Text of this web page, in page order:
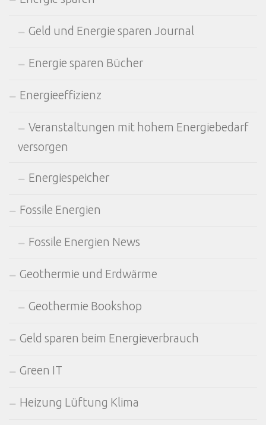
Geld und Energie sparen Journal
Energie sparen Bücher
Energieeffizienz
Veranstaltungen mit hohem Energiebedarf
versorgen
Energiespeicher
Fossile Energien
Fossile Energien News
Geothermie und Erdwärme
Geothermie Bookshop
Geld sparen beim Energieverbrauch
Green IT
Heizung Lüftung Klima